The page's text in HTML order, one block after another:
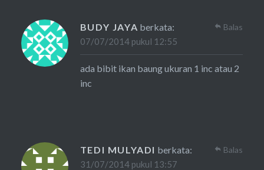
BUDY JAYA berkata:
07/07/2014 pukul 12:55
ada bibit ikan baung ukuran 1 inc atau 2
inc
Balas
TEDI MULYADI berkata:
31/07/2014 pukul 13:57
Balas